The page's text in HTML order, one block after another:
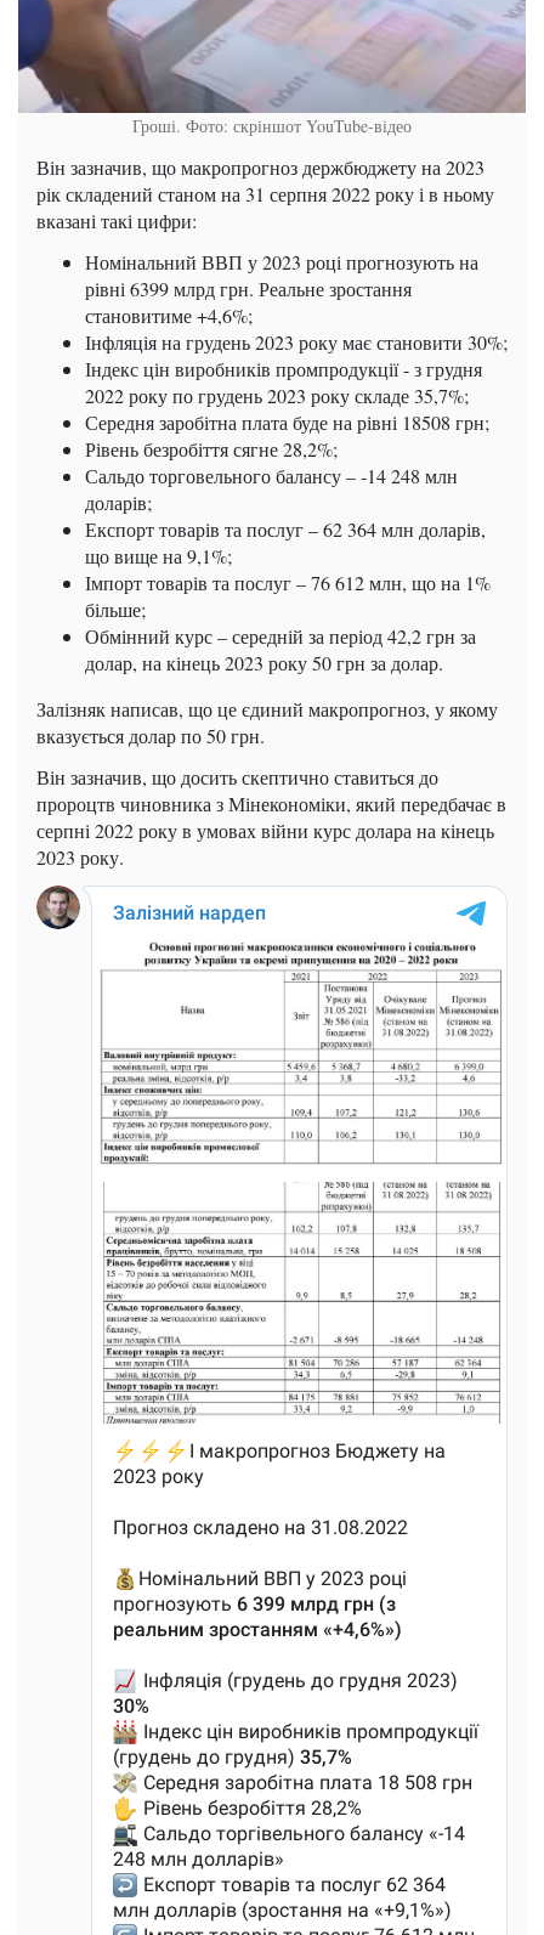
Гроші. Фото: скріншот YouTube-відео
Він зазначив, що макропрогноз держбюджету на 2023
рік складений станом на 31 серпня 2022 року і в ньому
вказані такі цифри:
Номінальний ВВП у 2023 році прогнозують на
рівні 6399 млрд грн. Реальне зростання
становитиме +4,6%;
Інфляція на грудень 2023 року має становити 30%;
Індекс цін виробників промпродукції - з грудня
2022 року по грудень 2023 року складе 35,7%;
Середня заробітна плата буде на рівні 18508 грн;
Рівень безробіття сягне 28,2%;
Сальдо торговельного балансу – -14 248 млн
доларів;
Експорт товарів та послуг – 62 364 млн доларів,
що вище на 9,1%;
Імпорт товарів та послуг – 76 612 млн, що на 1%
більше;
Обмінний курс – середній за період 42,2 грн за
долар, на кінець 2023 року 50 грн за долар.
Залізняк написав, що це єдиний макропрогноз, у якому
вказується долар по 50 грн.
Він зазначив, що досить скептично ставиться до
пророцтв чиновника з Мінекономіки, який передбачає в
серпні 2022 року в умовах війни курс долара на кінець
2023 року.